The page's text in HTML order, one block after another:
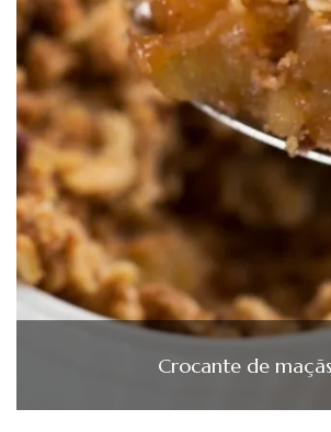
Crocante de maçãs